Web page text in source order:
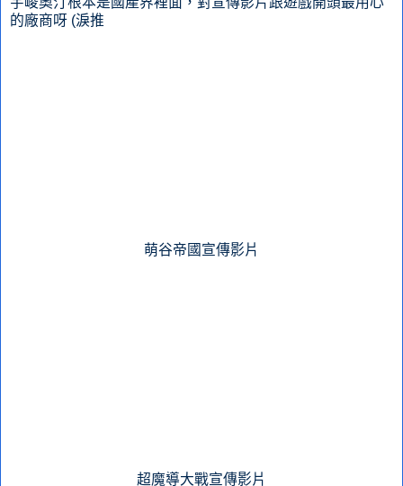
的廠商呀 (淚推
萌谷帝國宣傳影片
超魔導大戰宣傳影片